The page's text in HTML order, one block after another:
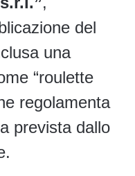
del
una
“roulette
regolamenta
prevista dallo